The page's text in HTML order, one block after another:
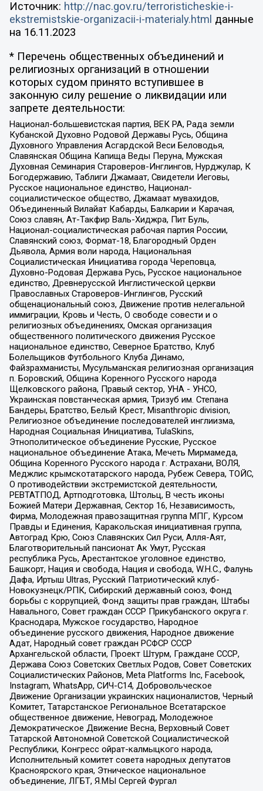
Источник: http://nac.gov.ru/terroristicheskie-i-
ekstremistskie-organizacii-i-materialy.html данные
на 16.11.2023
* Перечень общественных объединений и
религиозных организаций в отношении
которых судом принято вступившее в
законную силу решение о ликвидации или
запрете деятельности:
Национал-большевистская партия, ВЕК РА, Рада земли
Кубанской Духовно Родовой Державы Русь, Община
Духовного Управления Асгардской Веси Беловодья,
Славянская Община Капища Веды Перуна, Мужская
Духовная Семинария Староверов-Инглингов, Нурджулар, К
Богодержавию, Таблиги Джамаат, Свидетели Иеговы,
Русское национальное единство, Национал-
социалистическое общество, Джамаат мувахидов,
Объединенный Вилайат Кабарды, Балкарии и Карачая,
Союз славян, Ат-Такфир Валь-Хиджра, Пит Буль,
Национал-социалистическая рабочая партия России,
Славянский союз, Формат-18, Благородный Орден
Дьявола, Армия воли народа, Национальная
Социалистическая Инициатива города Череповца,
Духовно-Родовая Держава Русь, Русское национальное
единство, Древнерусской Инглистической церкви
Православных Староверов-Инглингов, Русский
общенациональный союз, Движение против нелегальной
иммиграции, Кровь и Честь, О свободе совести и о
религиозных объединениях, Омская организация
общественного политического движения Русское
национальное единство, Северное Братство, Клуб
Болельщиков Футбольного Клуба Динамо,
Файзрахманисты, Мусульманская религиозная организация
п. Боровский, Община Коренного Русского народа
Щелковского района, Правый сектор, УНА - УНСО,
Украинская повстанческая армия, Тризуб им. Степана
Бандеры, Братство, Белый Крест, Misanthropic division,
Религиозное объединение последователей инглиизма,
Народная Социальная Инициатива, TulaSkins,
Этнополитическое объединение Русские, Русское
национальное объединение Атака, Мечеть Мирмамеда,
Община Коренного Русского народа г. Астрахани, ВОЛЯ,
Меджлис крымскотатарского народа, Рубеж Севера, ТОЙС,
О противодействии экстремистской деятельности,
РЕВТАТПОД, Артподготовка, Штольц, В честь иконы
Божией Матери Державная, Сектор 16, Независимость,
Фирма, Молодежная правозащитная группа МПГ, Курсом
Правды и Единения, Каракольская инициативная группа,
Автоград Крю, Союз Славянских Сил Руси, Алля-Аят,
Благотворительный пансионат Ак Умут, Русская
республика Русь, Арестантское уголовное единство,
Башкорт, Нация и свобода, Нация и свобода, W.H.С., Фалунь
Дафа, Иртыш Ultras, Русский Патриотический клуб-
Новокузнецк/РПК, Сибирский державный союз, Фонд
борьбы с коррупцией, Фонд защиты прав граждан, Штабы
Навального, Совет граждан СССР Прикубанского округа г.
Краснодара, Мужское государство, Народное
объединение русского движения, Народное движение
Адат, Народный совет граждан РСФСР СССР
Архангельской области, Проект Штурм, Граждане СССР,
Держава Союз Советских Светлых Родов, Совет Советских
Социалистических Районов, Meta Platforms Inc, Facebook,
Instagram, WhatsApp, СИЧ-С14, Добровольческое
Движение Организации украинских националистов, Черный
Комитет, Татарстанское Региональное Всетатарское
общественное движение, Невоград, Молодежное
Демократическое Движение Весна, Верховный Совет
Татарской Автономной Советской Социалистической
Республики, Конгресс ойрат-калмыцкого народа,
Исполнительный комитет совета народных депутатов
Красноярского края, Этническое национальное
объединение, ЛГБТ, Я.МЫ Сергей Фургал